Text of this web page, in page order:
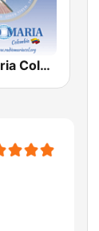
Radio Maria Colombia